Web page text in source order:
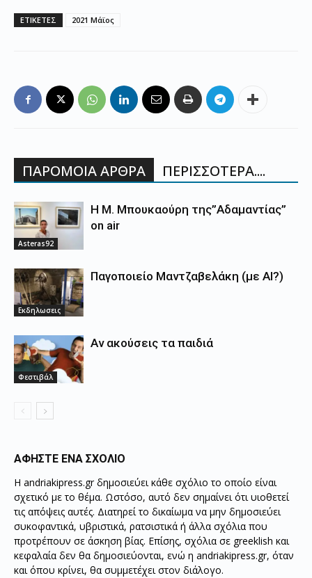
ΕΤΙΚΕΤΕΣ 2021 Μάϊος
ΠΑΡΟΜΟΙΑ ΑΡΘΡΑ ΠΕΡΙΣΣΟΤΕΡΑ....
Asteras92
Η Μ. Μπουκαούρη της”Αδαμαντίας”
on air
Εκδηλωσεις
Παγοποιείο Μαντζαβελάκη (με AI?)
Φεστιβάλ
Αν ακούσεις τα παιδιά
ΑΦΗΣΤΕ ΕΝΑ ΣΧΟΛΙΟ
Η andriakipress.gr δημοσιεύει κάθε σχόλιο το οποίο είναι
σχετικό με το θέμα. Ωστόσο, αυτό δεν σημαίνει ότι υιοθετεί
τις απόψεις αυτές. Διατηρεί το δικαίωμα να μην δημοσιεύει
συκοφαντικά, υβριστικά, ρατσιστικά ή άλλα σχόλια που
προτρέπουν σε άσκηση βίας. Επίσης, σχόλια σε greeklish και
κεφαλαία δεν θα δημοσιεύονται, ενώ η andriakipress.gr, όταν
και όπου κρίνει, θα συμμετέχει στον διάλογο.